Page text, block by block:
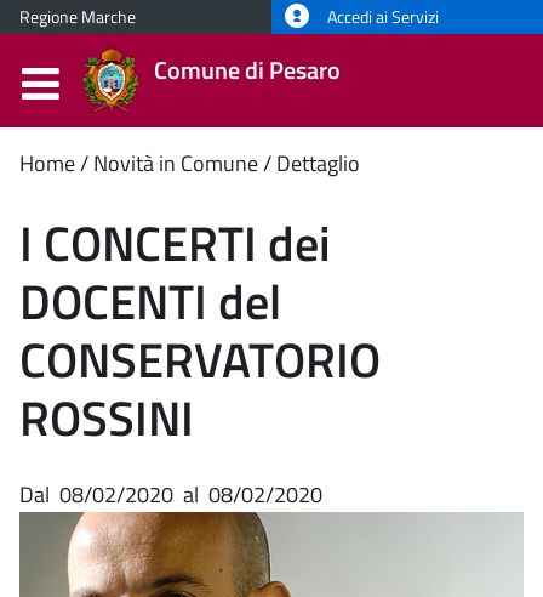
Regione Marche Accedi ai Servizi
Comune di Pesaro
Contenuto
principale
Home Novità in Comune Dettaglio
I CONCERTI dei
DOCENTI del
CONSERVATORIO
ROSSINI
Dal 08/02/2020 al 08/02/2020